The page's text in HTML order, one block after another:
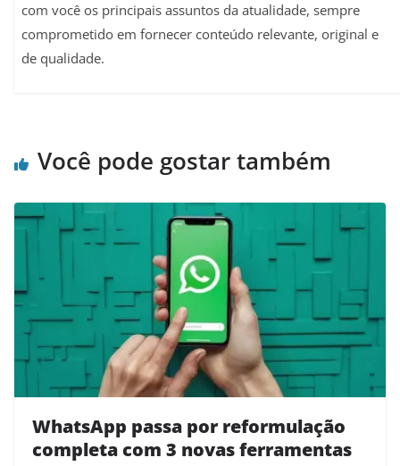
com você os principais assuntos da atualidade, sempre
comprometido em fornecer conteúdo relevante, original e
de qualidade.
Você pode gostar também
WhatsApp passa por reformulação
completa com 3 novas ferramentas